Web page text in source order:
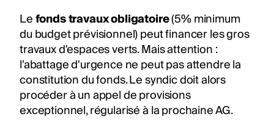
Lefonds travaux obligatoire(5% minimum
du budget prévisionnel) peut financer les gros
travaux d'espaces verts. Mais attention :
l'abattage d'urgence ne peut pas attendre la
constitution du fonds. Le syndic doit alors
procéder à un appel de provisions
exceptionnel, régularisé à la prochaine AG.